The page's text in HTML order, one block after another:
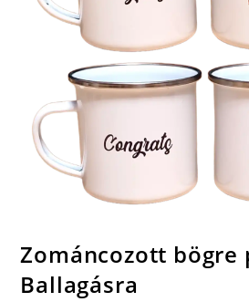
Zománcozott bögre
Ballagásra